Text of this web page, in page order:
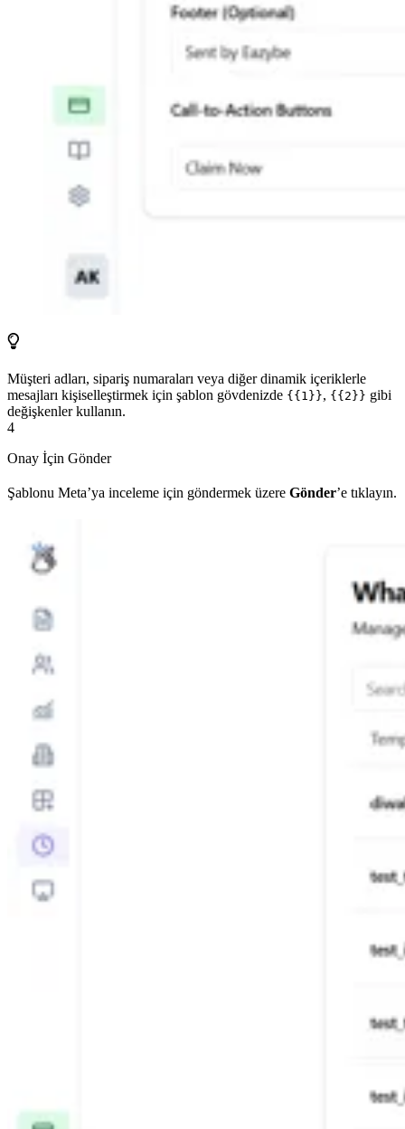
Müşteri adları, sipariş numaraları veya diğer dinamik içeriklerle
mesajları kişiselleştirmek için şablon gövdenizde {{1}}, {{2}} gibi
değişkenler kullanın.
4
Onay İçin Gönder
Şablonu Meta’ya inceleme için göndermek üzere Gönder’e tıklayın.